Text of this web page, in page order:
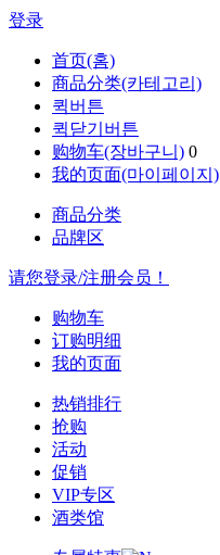
登录
首页(홈)
商品分类(카테고리)
퀵버튼
퀵닫기버튼
购物车(장바구니) 0
我的页面(마이페이지)
商品分类
品牌区
请您登录/注册会员！
购物车
订购明细
我的页面
热销排行
抢购
活动
促销
VIP专区
酒类馆